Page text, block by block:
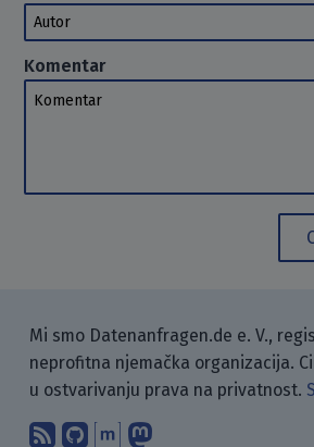
Autor
Komentar
Komentar
Mi smo Datenanfragen.de e. V.,
neprofitna njemačka organizacija.
u ostvarivanju prava na privatnost.
Pretplati se na naš
Pronađi nas na
Raspravljaj s